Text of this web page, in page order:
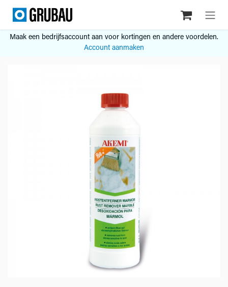
Overslaan naar inhoud
Maak een bedrijfsaccount aan voor kortingen en andere voordelen.
Account aanmaken